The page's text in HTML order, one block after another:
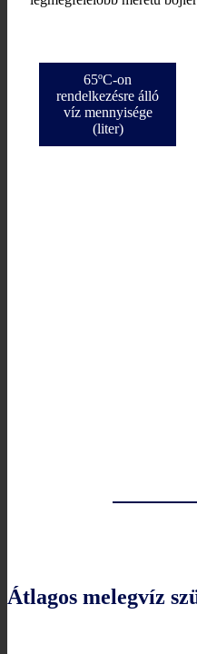
65ºC-on
rendelkezésre álló
víz mennyisége
(liter)
Átlagos melegvíz